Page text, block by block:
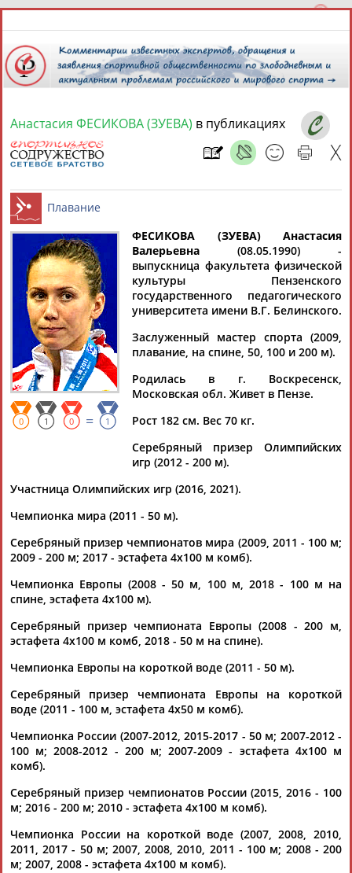
10 августа 2026 года,12:13
СПОРТСМЕНЫ, ТРЕНЕРЫ И СПЕЦИАЛИСТЫ
Найдено: 13181персон Расширенный поиск
Аслаудин
АБАЕВ
Елена
АБАИМОВА
Мария
АБАКУМОВА
АБАЛАКИНА
Дмитрий
Тамилла
Рамазан
Флюра
БУЛАТОВА
Татьяна
АБДРАХМАНОВАБДРАХМАНОВААБДУВАЛИЕВ
АБДУЛАЕВ
Анастасия ФЕСИКОВА (ЗУЕВА) в публикациях
Плавание
0 1 0 = 1
ФЕСИКОВА (ЗУЕВА) Анастасия
Валерьевна (08.05.1990) -
выпускница факультета физической
культуры Пензенского
государственного педагогического
университета имени В.Г. Белинского.
Заслуженный мастер спорта (2009,
плавание, на спине, 50, 100 и 200 м).
Родилась в г. Воскресенск,
Московская обл. Живет в Пензе.
Рост 182 см. Вес 70 кг.
Серебряный призер Олимпийских
игр (2012 - 200 м).
Участница Олимпийских игр (2016, 2021).
Чемпионка мира (2011 - 50 м).
Серебряный призер чемпионатов мира (2009, 2011 - 100 м;
2009 - 200 м; 2017 - эстафета 4х100 м комб).
Чемпионка Европы (2008 - 50 м, 100 м, 2018 - 100 м на
спине, эстафета 4х100 м).
Серебряный призер чемпионата Европы (2008 - 200 м,
эстафета 4х100 м комб, 2018 - 50 м на спине).
Чемпионка Европы на короткой воде (2011 - 50 м).
Серебряный призер чемпионата Европы на короткой
воде (2011 - 100 м, эстафета 4х50 м комб).
Чемпионка России (2007-2012, 2015-2017 - 50 м; 2007-2012 -
100 м; 2008-2012 - 200 м; 2007-2009 - эстафета 4х100 м
комб).
Серебряный призер чемпионатов России (2015, 2016 - 100
м; 2016 - 200 м; 2010 - эстафета 4х100 м комб).
Чемпионка России на короткой воде (2007, 2008, 2010,
2011, 2017 - 50 м; 2007, 2008, 2010, 2011 - 100 м; 2008 - 200
м; 2007, 2008 - эстафета 4х100 м комб).